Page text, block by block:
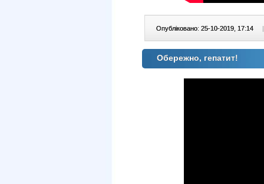
Опубліковано: 25-10-2019, 17:14 |
Обережно, гепатит!